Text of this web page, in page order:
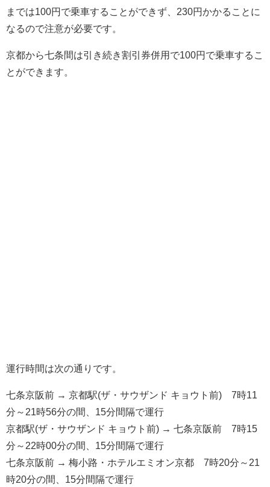
までは100円で乗車することができず、230円かかることに
なるので注意が必要です。
京都から七条間は引き続き割引券併用で100円で乗車するこ
とができます。
運行時間は次の通りです。
七条京阪前 → 京都駅(ザ・サウザンド キョウト前) 7時11
分～21時56分の間、15分間隔で運行
京都駅(ザ・サウザンド キョウト前) → 七条京阪前 7時15
分～22時00分の間、15分間隔で運行
七条京阪前 → 梅小路・ホテルエミオン京都 7時20分～21
時20分の間、15分間隔で運行